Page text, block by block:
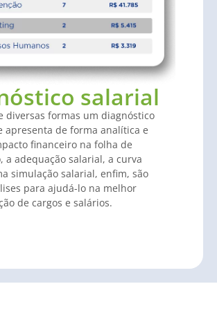
salarial
diversas formas um diagnóstico
apresenta de forma analítica e
financeiro na folha de
a adequação salarial, a curva
simulação salarial, enfim, são
para ajudá-lo na melhor
de cargos e salários.